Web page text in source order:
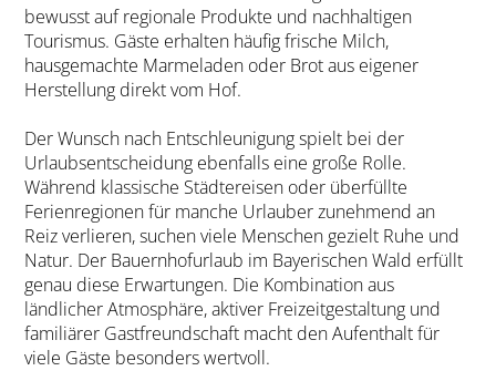
bewusst auf regionale Produkte und nachhaltigen
Tourismus. Gäste erhalten häufig frische Milch,
hausgemachte Marmeladen oder Brot aus eigener
Herstellung direkt vom Hof.
Der Wunsch nach Entschleunigung spielt bei der
Urlaubsentscheidung ebenfalls eine große Rolle.
Während klassische Städtereisen oder überfüllte
Ferienregionen für manche Urlauber zunehmend an
Reiz verlieren, suchen viele Menschen gezielt Ruhe und
Natur. Der Bauernhofurlaub im Bayerischen Wald erfüllt
genau diese Erwartungen. Die Kombination aus
ländlicher Atmosphäre, aktiver Freizeitgestaltung und
familiärer Gastfreundschaft macht den Aufenthalt für
viele Gäste besonders wertvoll.